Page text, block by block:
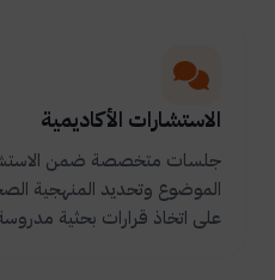
الاستشارات الأكاديمية
جلسات متخصصة ضمن
الموضوع وتحديد المنهجية
على اتخاذ قرارات بحثية